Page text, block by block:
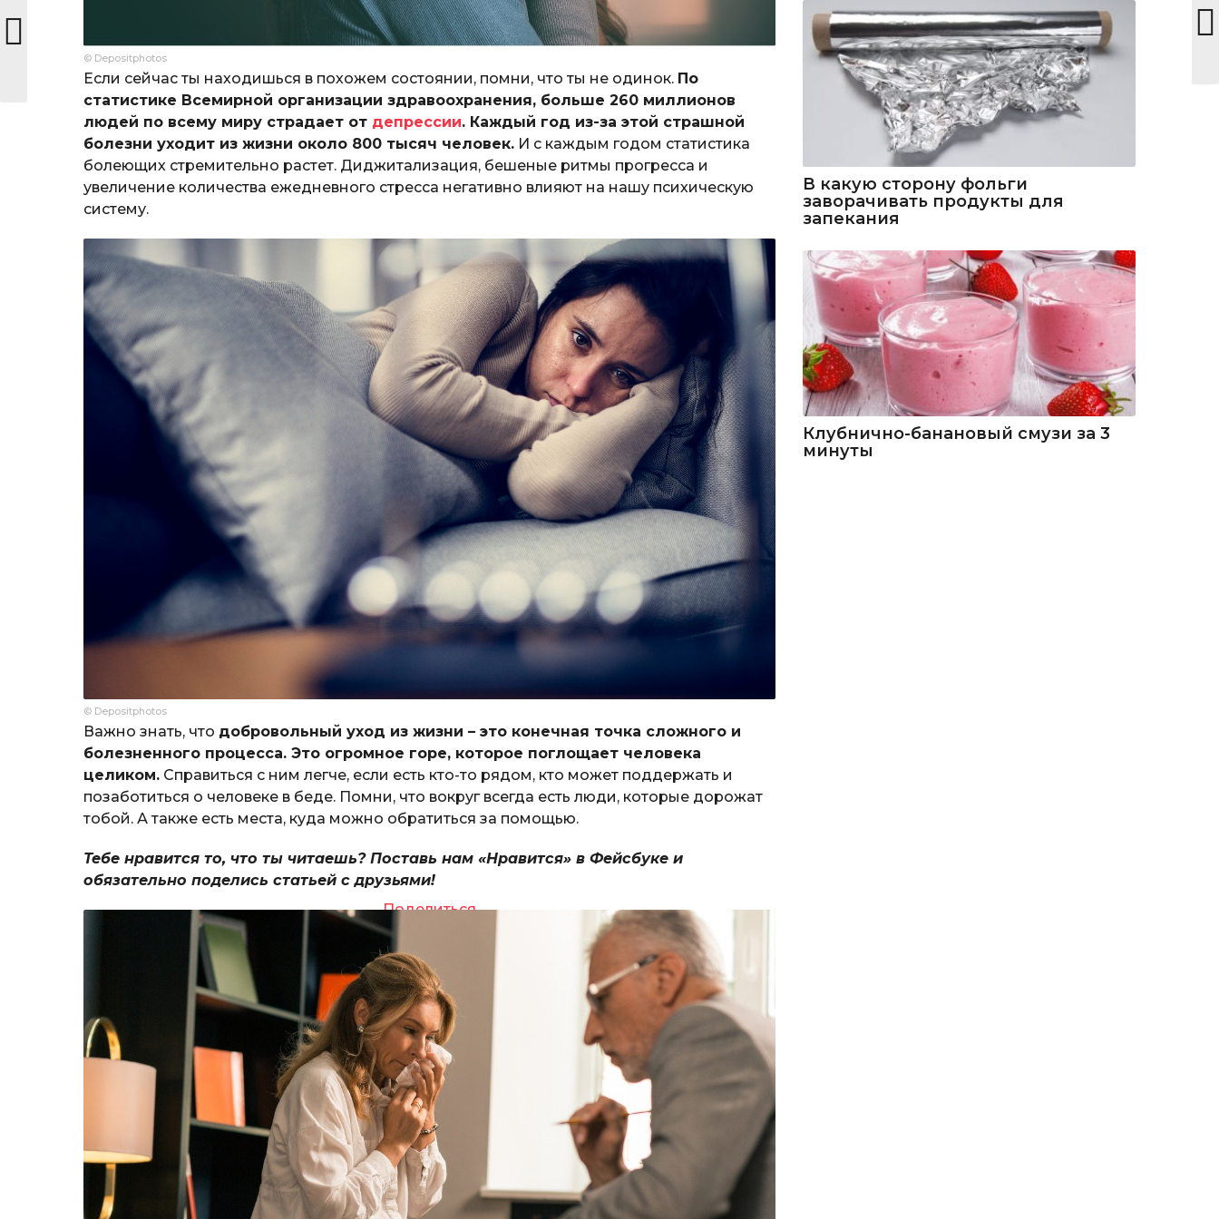
© Depositphotos
Если сейчас ты находишься в похожем состоянии, помни, что ты не одинок. По
статистике Всемирной организации здравоохранения, больше 260 миллионов
людей по всему миру страдает от депрессии. Каждый год из-за этой страшной
болезни уходит из жизни около 800 тысяч человек. И с каждым годом статистика
болеющих стремительно растет. Диджитализация, бешеные ритмы прогресса и
увеличение количества ежедневного стресса негативно влияют на нашу психическую
систему.
© Depositphotos
Важно знать, что добровольный уход из жизни – это конечная точка сложного и
болезненного процесса. Это огромное горе, которое поглощает человека
целиком. Справиться с ним легче, если есть кто-то рядом, кто может поддержать и
позаботиться о человеке в беде. Помни, что вокруг всегда есть люди, которые дорожат
тобой. А также есть места, куда можно обратиться за помощью.
Тебе нравится то, что ты читаешь? Поставь нам «Нравится» в Фейсбуке и
обязательно поделись статьей с друзьями!
Поделиться
В какую сторону фольги
заворачивать продукты для
запекания
Клубнично-банановый смузи за 3
минуты